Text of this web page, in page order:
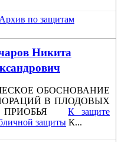
Архив по защитам
Никита
ОБОСНОВАНИЕ
В ПЛОДОВЫХ
ПРИОБЬЯК защите
защиты К...